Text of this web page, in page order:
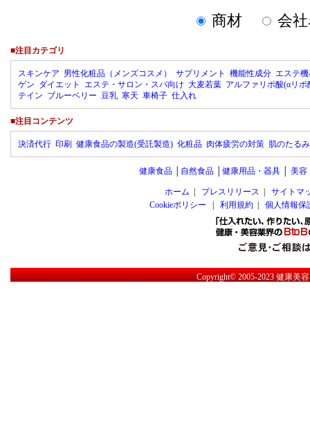
商材 会
■注目カテゴリ
スキンケア 男性化粧品（メンズコスメ） サプリメント 機能性成分 エステ
ゲン ダイエット エステ・サロン・スパ向け 大麦若葉 アルファリポ酸(αリポ
テイン ブルーベリー 豆乳 寒天 車椅子 仕入れ
■注目コンテンツ
決済代行 印刷 健康食品の製造(受託製造) 化粧品 肉体疲労の対策 肌のたる
健康食品│ 自然食品│ 健康用品・器具│ 美容
ホーム プレスリリース
サイトマ
Cookieポリシー
利用規約| 個人情報保
Copyright© 2005-2023健康美